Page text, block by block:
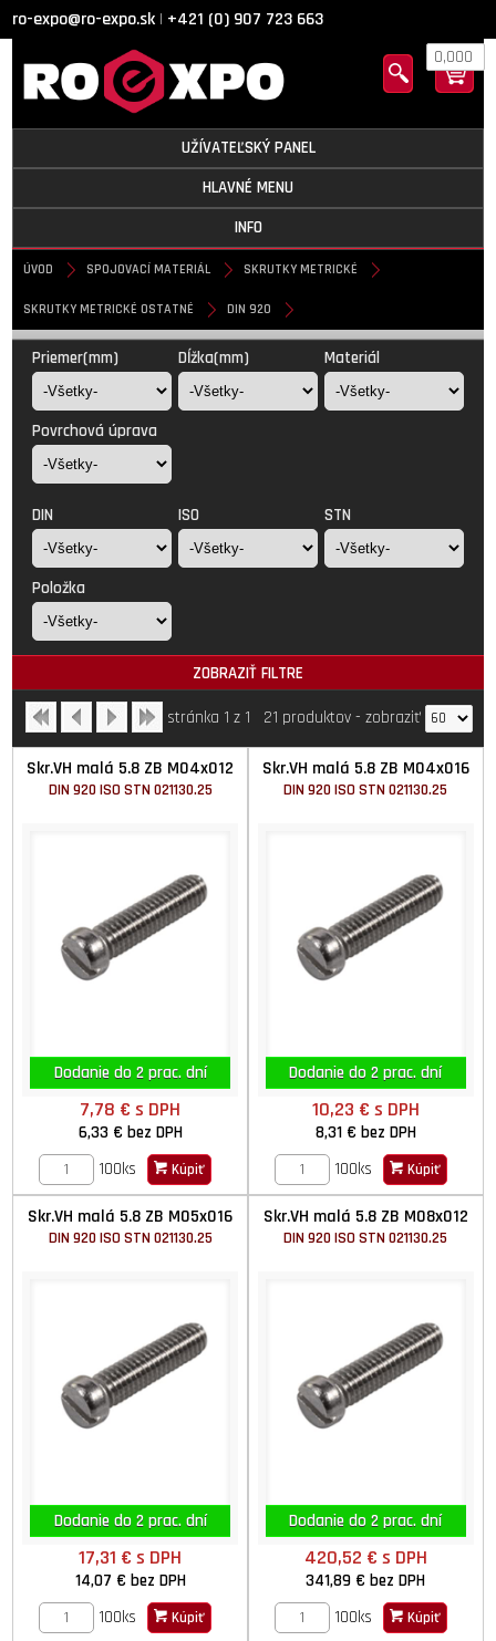
ro-expo@ro-expo.sk | +421 (0) 907 723 663
0,000
UŽÍVATEĽSKÝ PANEL
HLAVNÉ MENU
INFO
ÚVOD SPOJOVACÍ MATERIÁL SKRUTKY METRICKÉ
SKRUTKY METRICKÉ OSTATNÉ DIN 920
DIN 920
Priemer(mm) Dĺžka(mm) Materiál
Povrchová úprava
DIN ISO STN
Položka
ZOBRAZIŤ FILTRE
stránka 1 z 1 21 produktov- zobraziť
Skr.VH malá 5.8 ZB M04x012
DIN 920 ISO STN 021130.25
Dodanie do 2 prac. dní
7,78 €s DPH
6,33 € bez DPH
100ks
Kúpiť
Skr.VH malá 5.8 ZB M04x016
DIN 920 ISO STN 021130.25
Dodanie do 2 prac. dní
10,23 € s DPH
8,31 € bez DPH
100ks
Kúpiť
Skr.VH malá 5.8 ZB M05x016
DIN 920 ISO STN 021130.25
Dodanie do 2 prac. dní
17,31 €s DPH
14,07 € bez DPH
100ks
Kúpiť
Skr.VH malá 5.8 ZB M08x012
DIN 920 ISO STN 021130.25
Dodanie do 2 prac. dní
420,52 € s DPH
341,89 €bez DPH
100ks
Kúpiť